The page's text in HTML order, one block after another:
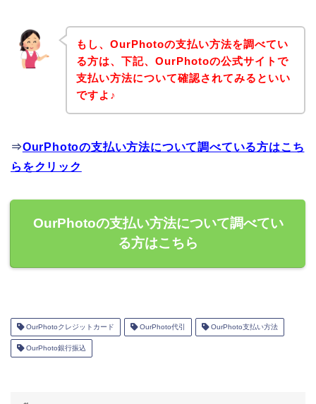
もし、OurPhotoの支払い方法を調べてい
る方は、下記、OurPhotoの公式サイトで
支払い方法について確認されてみるといい
ですよ♪
⇒OurPhotoの支払い方法について調べている方はこち
らをクリック
OurPhotoの支払い方法について調べてい
る方はこちら
OurPhotoクレジットカード OurPhoto代引 OurPhoto支払い方法
OurPhoto銀行振込